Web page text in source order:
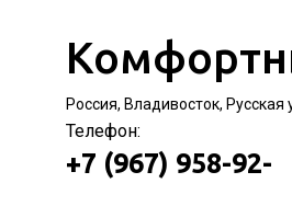
Россия, Владивосток, Русская
Телефон:
+7 (967) 958-92-